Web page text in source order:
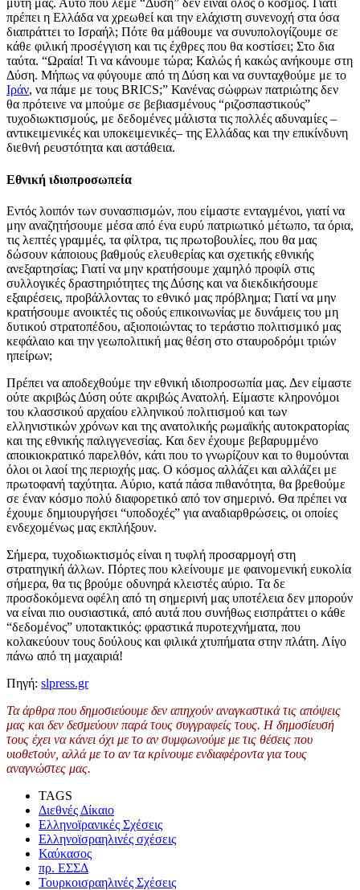
μύτη μας. Αυτό που λέμε “Δύση” δεν είναι όλος ο κόσμος. Γιατί
πρέπει η Ελλάδα να χρεωθεί και την ελάχιστη συνενοχή στα όσα
διαπράττει το Ισραήλ; Πότε θα μάθουμε να συνυπολογίζουμε σε
κάθε φιλική προσέγγιση και τις έχθρες που θα κοστίσει; Στο δια
ταύτα. “Ωραία! Τι να κάνουμε τώρα; Καλώς ή κακώς ανήκουμε στη
Δύση. Μήπως να φύγουμε από τη Δύση και να συνταχθούμε με το
Ιράν, να πάμε με τους BRICS;” Κανένας σώφρων πατριώτης δεν
θα πρότεινε να μπούμε σε βεβιασμένους “ριζοσπαστικούς”
τυχοδιωκτισμούς, με δεδομένες μάλιστα τις πολλές αδυναμίες –
αντικειμενικές και υποκειμενικές– της Ελλάδας και την επικίνδυνη
διεθνή ρευστότητα και αστάθεια.
Εθνική ιδιοπροσωπεία
Εντός λοιπόν των συνασπισμών, που είμαστε ενταγμένοι, γιατί να
μην αναζητήσουμε μέσα από ένα ευρύ πατριωτικό μέτωπο, τα όρια,
τις λεπτές γραμμές, τα φίλτρα, τις πρωτοβουλίες, που θα μας
δώσουν κάποιους βαθμούς ελευθερίας και σχετικής εθνικής
ανεξαρτησίας; Γιατί να μην κρατήσουμε χαμηλό προφίλ στις
συλλογικές δραστηριότητες της Δύσης και να διεκδικήσουμε
εξαιρέσεις, προβάλλοντας το εθνικό μας πρόβλημα; Γιατί να μην
κρατήσουμε ανοικτές τις οδούς επικοινωνίας με δυνάμεις του μη
δυτικού στρατοπέδου, αξιοποιώντας το τεράστιο πολιτισμικό μας
κεφάλαιο και την γεωπολιτική μας θέση στο σταυροδρόμι τριών
ηπείρων;
Πρέπει να αποδεχθούμε την εθνική ιδιοπροσωπία μας. Δεν είμαστε
ούτε ακριβώς Δύση ούτε ακριβώς Ανατολή. Είμαστε κληρονόμοι
του κλασσικού αρχαίου ελληνικού πολιτισμού και των
ελληνιστικών χρόνων και της ανατολικής ρωμαϊκής αυτοκρατορίας
και της εθνικής παλιγγενεσίας. Και δεν έχουμε βεβαρυμμένο
αποικιοκρατικό παρελθόν, κάτι που το γνωρίζουν και το θυμούνται
όλοι οι λαοί της περιοχής μας. Ο κόσμος αλλάζει και αλλάζει με
πρωτοφανή ταχύτητα. Αύριο, κατά πάσα πιθανότητα, θα βρεθούμε
σε έναν κόσμο πολύ διαφορετικό από τον σημερινό. Θα πρέπει να
έχουμε δημιουργήσει “υποδοχές” για αναδιαρθρώσεις, οι οποίες
ενδεχομένως μας εκπλήξουν.
Σήμερα, τυχοδιωκτισμός είναι η τυφλή προσαρμογή στη
στρατηγική άλλων. Πόρτες που κλείνουμε με φαινομενική ευκολία
σήμερα, θα τις βρούμε οδυνηρά κλειστές αύριο. Τα δε
προσδοκόμενα οφέλη από τη σημερινή μας υποτέλεια δεν μπορούν
να είναι πιο ουσιαστικά, από αυτά που συνήθως εισπράττει ο κάθε
“δεδομένος” υποτακτικός: φραστικά πυροτεχνήματα, που
κολακεύουν τους δούλους και φιλικά χτυπήματα στην πλάτη. Λίγο
πάνω από τη μαχαιριά!
Πηγή: slpress.gr
Τα άρθρα που δημοσιεύουμε δεν απηχούν αναγκαστικά τις απόψεις
μας και δεν δεσμεύουν παρά τους συγγραφείς τους. Η δημοσίευσή
τους έχει να κάνει όχι με το αν συμφωνούμε με τις θέσεις που
υιοθετούν, αλλά με το αν τα κρίνουμε ενδιαφέροντα για τους
αναγνώστες μας.
TAGS
Διεθνές Δίκαιο
Ελληνοϊρανικές Σχέσεις
Ελληνοϊσραηλινές σχέσεις
Καύκασος
πρ. ΕΣΣΔ
Τουρκοισραηλινές Σχέσεις